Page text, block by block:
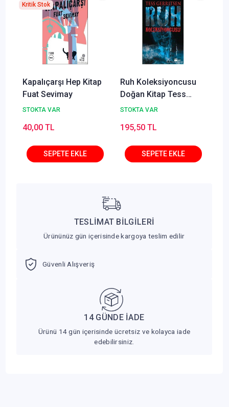
Kapalıçarşı Hep Kitap
Fuat Sevimay
STOKTA VAR
40,00 TL
Kritik Stok
Ruh Koleksiyoncusu
Doğan Kitap Tess
Gerritsen
STOKTA VAR
195,50 TL
TESLİMAT BİLGİLERİ
Ürününüz gün içerisinde kargoya teslim edilir
Güvenli Alışveriş
14 GÜNDE İADE
Ürünü 14 gün içerisinde ücretsiz ve kolayca iade
edebilirsiniz.